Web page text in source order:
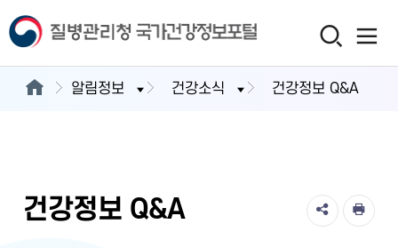
알림정보 건강소식 건강정보 Q&A
건강정보 Q&A